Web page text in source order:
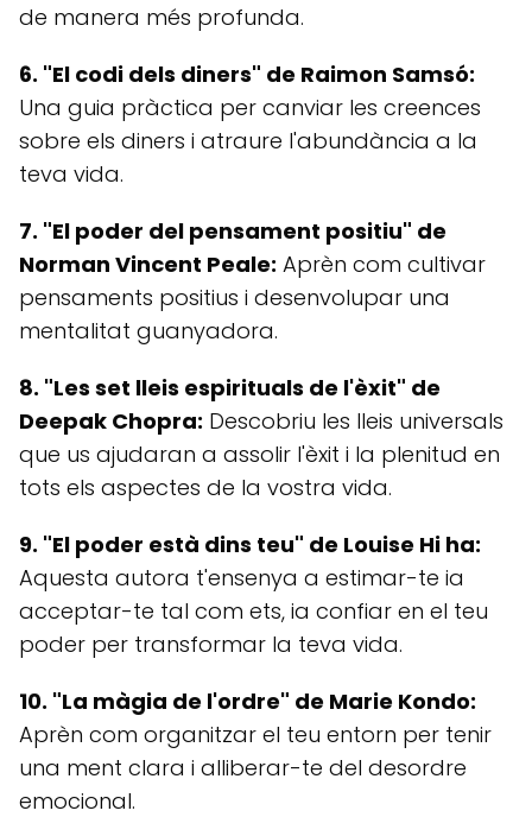
de manera més profunda.
6. "El codi dels diners" de Raimon Samsó:
Una guia pràctica per canviar les creences
sobre els diners i atraure l'abundància a la
teva vida.
7. "El poder del pensament positiu" de
Norman Vincent Peale: Aprèn com cultivar
pensaments positius i desenvolupar una
mentalitat guanyadora.
8. "Les set lleis espirituals de l'èxit" de
Deepak Chopra: Descobriu les lleis universals
que us ajudaran a assolir l'èxit i la plenitud en
tots els aspectes de la vostra vida.
9. "El poder està dins teu" de Louise Hi ha:
Aquesta autora t'ensenya a estimar-te ia
acceptar-te tal com ets, ia confiar en el teu
poder per transformar la teva vida.
10. "La màgia de l'ordre" de Marie Kondo:
Aprèn com organitzar el teu entorn per tenir
una ment clara i alliberar-te del desordre
emocional.